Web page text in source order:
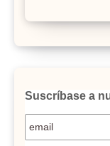
Suscríbase a